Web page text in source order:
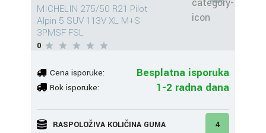
MICHELIN 275/50 R21 Pilot
Alpin 5 SUV 113V XL M+S
3PMSF FSL
0
Cena isporuke: Besplatna isporuka
Rok isporuke: 1-2 radna dana
RASPOLOŽIVA KOLIČINA GUMA 4